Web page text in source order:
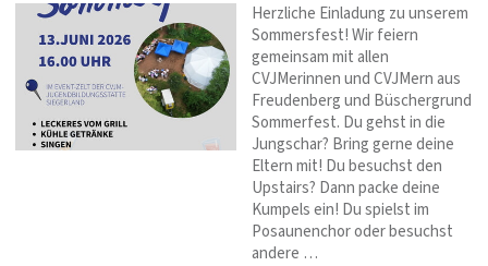
Herzliche Einladung zu unserem
Sommersfest! Wir feiern
gemeinsam mit allen
CVJMerinnen und CVJMern aus
Freudenberg und Büschergrund
Sommerfest. Du gehst in die
Jungschar? Bring gerne deine
Eltern mit! Du besuchst den
Upstairs? Dann packe deine
Kumpels ein! Du spielst im
Posaunenchor oder besuchst
andere …